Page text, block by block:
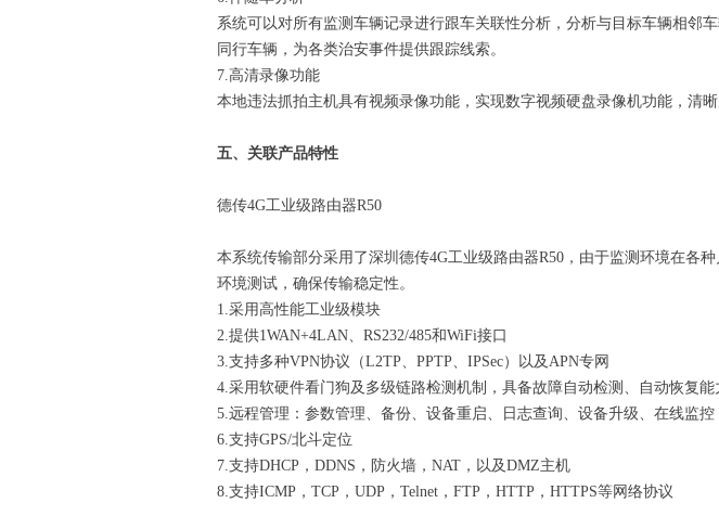
系统可以对所有监测车辆记录进行跟车关联性分析，分析与目标车辆相邻
同行车辆，为各类治安事件提供跟踪线索。
7.高清录像功能
本地违法抓拍主机具有视频录像功能，实现数字视频硬盘录像机功能，清
五、关联产品特性
德传4G工业级路由器R50
本系统传输部分采用了深圳德传4G工业级路由器R50，由于监测环境在各
环境测试，确保传输稳定性。
1.采用高性能工业级模块
2.提供1WAN+4LAN、RS232/485和WiFi接口
3.支持多种VPN协议（L2TP、PPTP、IPSec）以及APN专网
4.采用软硬件看门狗及多级链路检测机制，具备故障自动检测、自动恢复
5.远程管理：参数管理、备份、设备重启、日志查询、设备升级、在线监控
6.支持GPS/北斗定位
7.支持DHCP，DDNS，防火墙，NAT，以及DMZ主机
8.支持ICMP，TCP，UDP，Telnet，FTP，HTTP，HTTPS等网络协议